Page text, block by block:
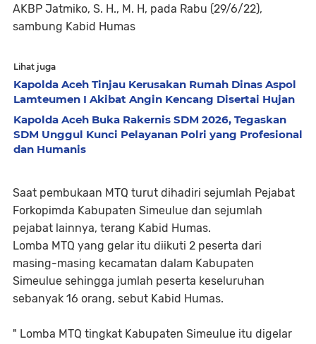
AKBP Jatmiko, S. H., M. H, pada Rabu (29/6/22),
sambung Kabid Humas
Lihat juga
Kapolda Aceh Tinjau Kerusakan Rumah Dinas Aspol
Lamteumen I Akibat Angin Kencang Disertai Hujan
Kapolda Aceh Buka Rakernis SDM 2026, Tegaskan
SDM Unggul Kunci Pelayanan Polri yang Profesional
dan Humanis
Saat pembukaan MTQ turut dihadiri sejumlah Pejabat
Forkopimda Kabupaten Simeulue dan sejumlah
pejabat lainnya, terang Kabid Humas.
Lomba MTQ yang gelar itu diikuti 2 peserta dari
masing-masing kecamatan dalam Kabupaten
Simeulue sehingga jumlah peserta keseluruhan
sebanyak 16 orang, sebut Kabid Humas.
" Lomba MTQ tingkat Kabupaten Simeulue itu digelar